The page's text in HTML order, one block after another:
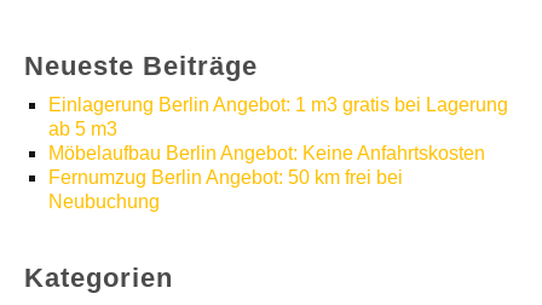
Neueste Beiträge
Einlagerung Berlin Angebot: 1 m3 gratis bei Lagerung
ab 5 m3
Möbelaufbau Berlin Angebot: Keine Anfahrtskosten
Fernumzug Berlin Angebot: 50 km frei bei
Neubuchung
Kategorien